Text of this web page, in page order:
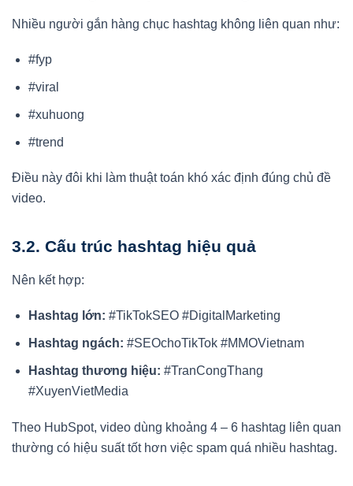
Nhiều người gắn hàng chục hashtag không liên quan như:
#fyp
#viral
#xuhuong
#trend
Điều này đôi khi làm thuật toán khó xác định đúng chủ đề
video.
3.2. Cấu trúc hashtag hiệu quả
Nên kết hợp:
Hashtag lớn: #TikTokSEO #DigitalMarketing
Hashtag ngách: #SEOchoTikTok #MMOVietnam
Hashtag thương hiệu: #TranCongThang
#XuyenVietMedia
Theo HubSpot, video dùng khoảng 4 – 6 hashtag liên quan
thường có hiệu suất tốt hơn việc spam quá nhiều hashtag.